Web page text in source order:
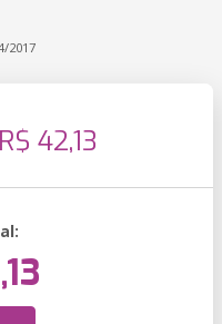
2017
R$ 42,13